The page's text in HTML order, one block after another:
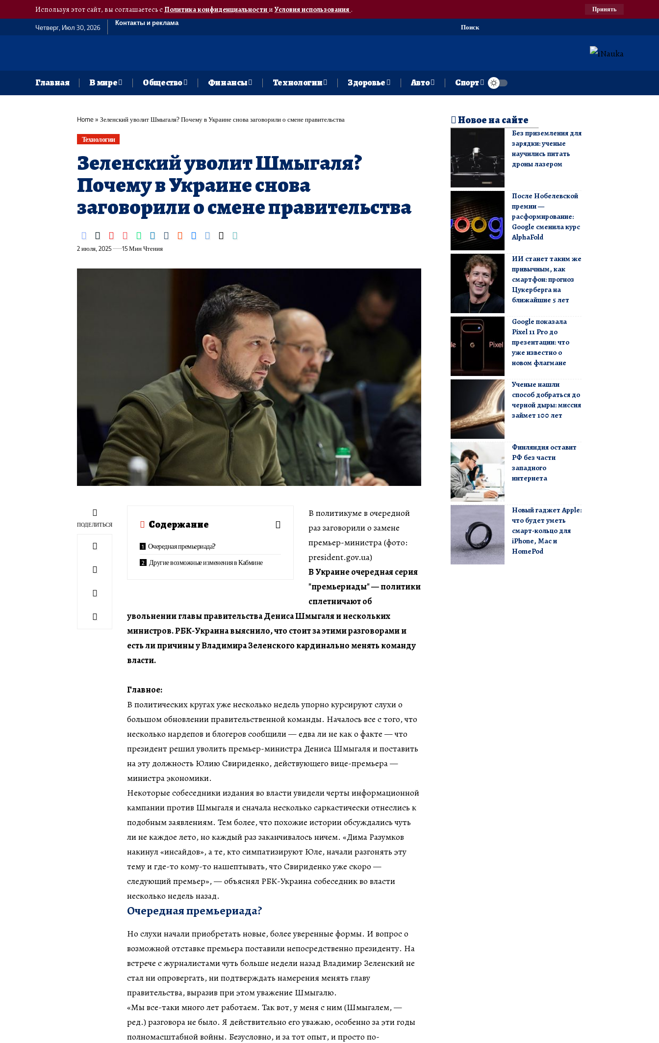
Используя этот сайт, вы соглашаетесь сПолитика конфиденциальностии Условия использования. Принять
Четверг, Июл 30, 2026
Контакты и реклама
Поиск
Главная В мире Общество Финансы Технологии Здоровье Авто Спорт
Home» Зеленский уволит Шмыгаля? Почему в Украине снова заговорили о смене правительства
Технологии
Зеленский уволит Шмыгаля?
Почему в Украине снова
заговорили о смене правительства
2 июля, 2025 15 Мин Чтения
ПОДЕЛИТЬСЯ Содержание
Очередная премьериада?
Другие возможные изменения в Кабмине
В политикуме в очередной
раз заговорили о замене
премьер-министра (фото:
president.gov.ua)
В Украине очередная серия
"премьериады" — политики
сплетничают об
увольнении главы правительства Дениса Шмыгаля и нескольких
министров. РБК-Украина выяснило, что стоит за этими разговорами и
есть ли причины у Владимира Зеленского кардинально менять команду
власти.
Главное:
В политических кругах уже несколько недель упорно курсируют слухи о
большом обновлении правительственной команды. Началось все с того, что
несколько нардепов и блогеров сообщили — едва ли не как о факте — что
президент решил уволить премьер-министра Дениса Шмыгаля и поставить
на эту должность Юлию Свириденко, действующего вице-премьера —
министра экономики.
Некоторые собеседники издания во власти увидели черты информационной
кампании против Шмыгаля и сначала несколько саркастически отнеслись к
подобным заявлениям. Тем более, что похожие истории обсуждались чуть
ли не каждое лето, но каждый раз заканчивалось ничем. «Дима Разумков
накинул «инсайдов», а те, кто симпатизируют Юле, начали разгонять эту
тему и где-то кому-то нашептывать, что Свириденко уже скоро —
следующий премьер», — объяснял РБК-Украина собеседник во власти
несколько недель назад.
Очередная премьериада?
Но слухи начали приобретать новые, более уверенные формы. И вопрос о
возможной отставке премьера поставили непосредственно президенту. На
встрече с журналистами чуть больше недели назад Владимир Зеленский не
стал ни опровергать, ни подтверждать намерения менять главу
правительства, выразив при этом уважение Шмыгалю.
«Мы все-таки много лет работаем. Так вот, у меня с ним (Шмыгалем, —
ред.) разговора не было. Я действительно его уважаю, особенно за эти годы
полномасштабной войны. Безусловно, и за тот опыт, и просто по-
Новое на сайте
Без приземления для
зарядки: ученые
научились питать
дроны лазером
После Нобелевской
премии —
расформирование:
Google сменила курс
AlphaFold
ИИ станет таким же
привычным, как
смартфон: прогноз
Цукерберга на
ближайшие 5 лет
Google показала
Pixel 11 Pro до
презентации: что
уже известно о
новом флагмане
Ученые нашли
способ добраться до
черной дыры: миссия
займет 100 лет
Финляндия оставит
РФ без части
западного
интернета
Новый гаджет Apple:
что будет уметь
смарт-кольцо для
iPhone, Mac и
HomePod